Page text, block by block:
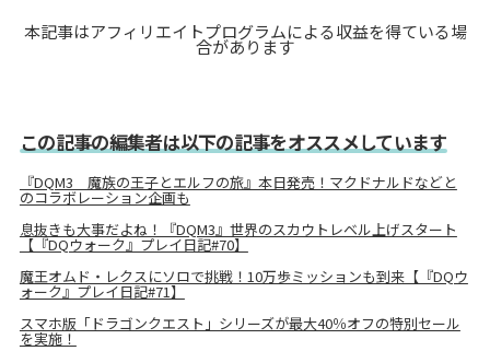
本記事はアフィリエイトプログラムによる収益を得ている場
合があります
この記事の編集者は以下の記事をオススメしています
『DQM3 魔族の王子とエルフの旅』本日発売！マクドナルドなどと
のコラボレーション企画も
息抜きも大事だよね！『DQM3』世界のスカウトレベル上げスタート
【『DQウォーク』プレイ日記#70】
魔王オムド・レクスにソロで挑戦！10万歩ミッションも到来【『DQウ
ォーク』プレイ日記#71】
スマホ版「ドラゴンクエスト」シリーズが最大40％オフの特別セール
を実施！